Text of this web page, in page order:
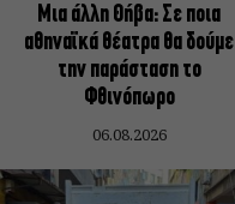
Μια άλλη Θήβα: Σε ποια
αθηναϊκά θέατρα θα δούμε
την παράσταση το
Φθινόπωρο
06.08.2026